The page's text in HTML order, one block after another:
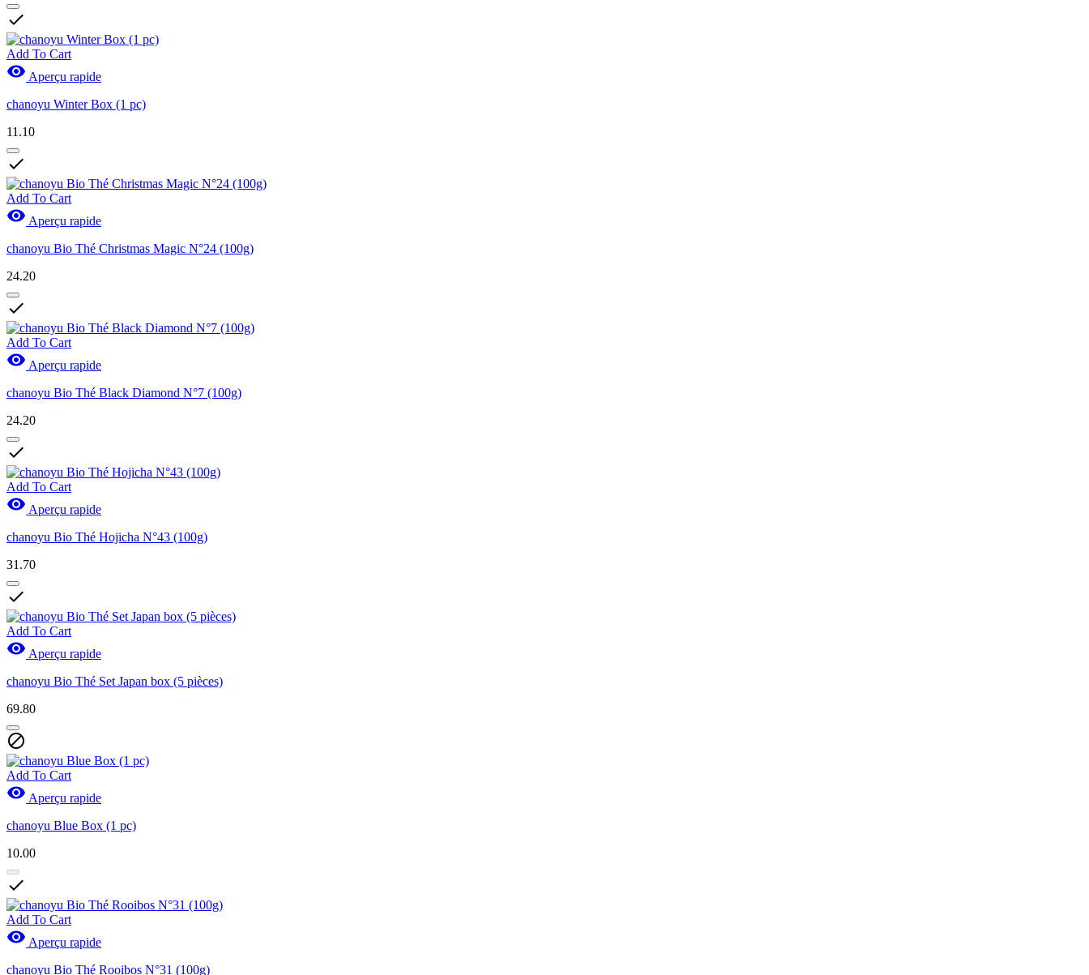

Add To Cart
 Aperçu rapide
chanoyu Winter Box (1 pc)
11.10

Add To Cart
 Aperçu rapide
chanoyu Bio Thé Christmas Magic N°24 (100g)
24.20

Add To Cart
 Aperçu rapide
chanoyu Bio Thé Black Diamond N°7 (100g)
24.20

Add To Cart
 Aperçu rapide
chanoyu Bio Thé Hojicha N°43 (100g)
31.70

Add To Cart
 Aperçu rapide
chanoyu Bio Thé Set Japan box (5 pièces)
69.80

Add To Cart
 Aperçu rapide
chanoyu Blue Box (1 pc)
10.00

Add To Cart
 Aperçu rapide
chanoyu Bio Thé Rooibos N°31 (100g)